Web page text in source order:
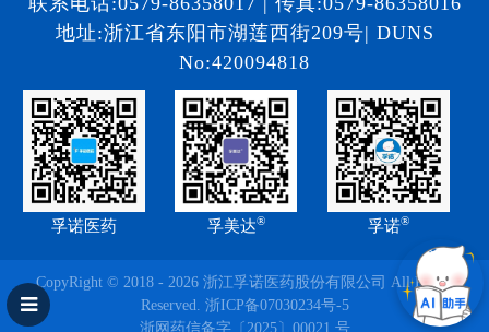
地址:浙江省东阳市湖莲西街209号| DUNS
No:420094818
孚诺医药 孚美达® 孚诺®
CopyRight © 2018 - 2026 浙江孚诺医药股份有限公司 All Rights
Reserved. 浙ICP备07030234号-5
浙网药信备字〔2025〕00021 号